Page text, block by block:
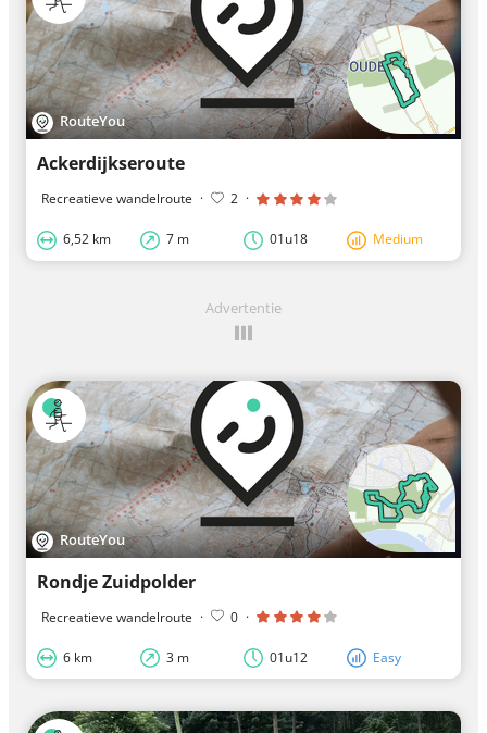
RouteYou
Ackerdijkseroute
Recreatieve wandelroute · 2 ·
6,52 km 7 m 01u18 Medium
Advertentie
RouteYou
Rondje Zuidpolder
Recreatieve wandelroute · 0 ·
6 km 3 m 01u12 Easy